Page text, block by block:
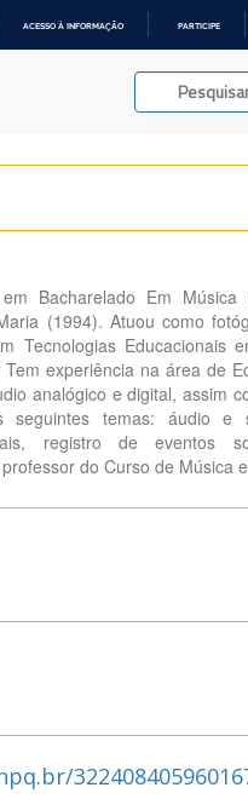
ACESSO À INFORMAÇÃO PARTICIPE
Bacharelado Em
(1994). Atuou como
Tecnologias Educacionais
experiência na área de
analógico e digital, assim
seguintes temas: áudio e
registro de eventos
do Curso de Música